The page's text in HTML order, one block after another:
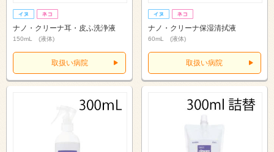
ナノ・クリーナ耳・皮ふ洗浄液
150mL (液体)
取扱い病院
ナノ・クリーナ保湿清拭液
60mL (液体)
取扱い病院